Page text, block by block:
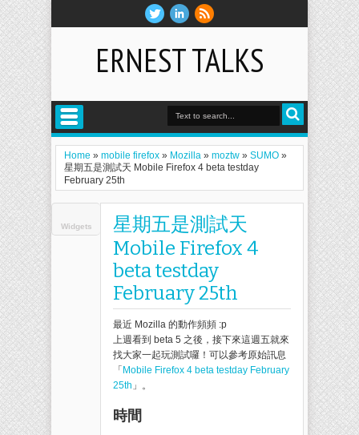
ERNEST TALKS
Home » mobile firefox » Mozilla » moztw » SUMO »
星期五是測試天 Mobile Firefox 4 beta testday
February 25th
Widgets
星期五是測試天
Mobile Firefox 4
beta testday
February 25th
最近 Mozilla 的動作頻頻 :p
上週看到 beta 5 之後，接下來這週五就來
找大家一起玩測試囉！可以參考原始訊息
「 Mobile Firefox 4 beta testday February
25th 」。
時間